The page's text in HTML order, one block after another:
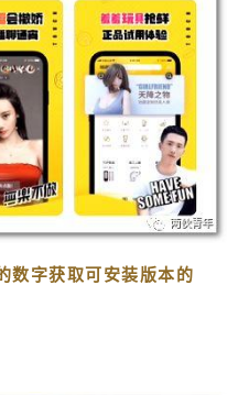
数字获取可安装版本的